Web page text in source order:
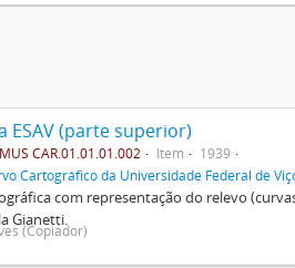
ESAV (parte superior)
CAR.01.01.01.002 Item
1939
Cartográfico da Universidade Federal de
com representação do relevo
Gianetti.
(Copiador)